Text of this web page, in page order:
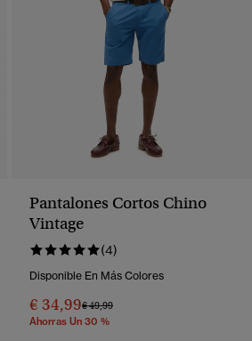
Pantalones Cortos Chino
Vintage
(4)
Disponible En Más Colores
€ 34,99Precio Rebajado De
€ 49,99A
Ahorras Un 30 %